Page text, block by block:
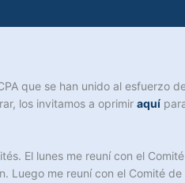
que se han unido al esfuerzo
los invitamos a oprimir aquí
El lunes me reuní con el
me reuní con el Comité